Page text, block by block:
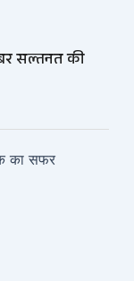
सल्तनत की